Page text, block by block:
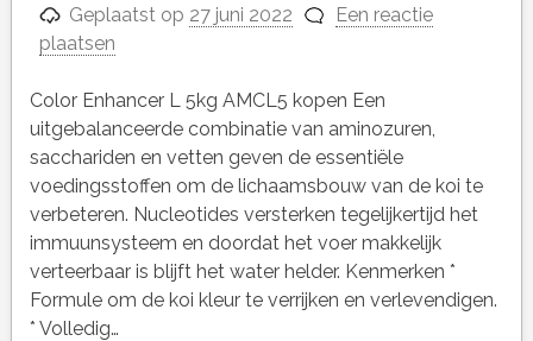
Geplaatst op 27 juni 2022
Een reactie
plaatsen
Color Enhancer L 5kg AMCL5 kopen Een
uitgebalanceerde combinatie van aminozuren,
sacchariden en vetten geven de essentiële
voedingsstoffen om de lichaamsbouw van de koi te
verbeteren. Nucleotides versterken tegelijkertijd het
immuunsysteem en doordat het voer makkelijk
verteerbaar is blijft het water helder. Kenmerken *
Formule om de koi kleur te verrijken en verlevendigen.
* Volledig…